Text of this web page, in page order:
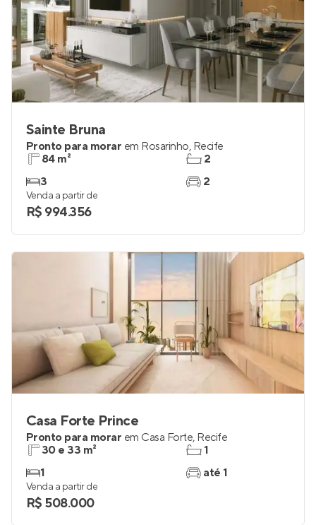
Sainte Bruna
Pronto para morar em Rosarinho, Recife
84 m²
3
2
2
Venda a partir de
R$ 994.356
Casa Forte Prince
Pronto para morar em Casa Forte, Recife
30 e 33 m²
1
1
até 1
Venda a partir de
R$ 508.000